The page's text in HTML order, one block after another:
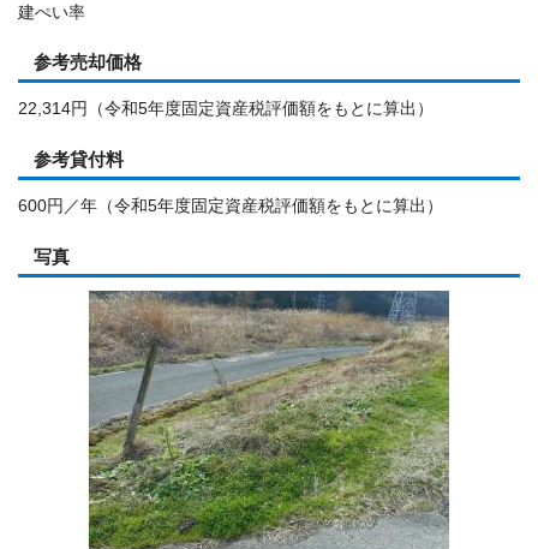
建ぺい率
参考売却価格
22,314円（令和5年度固定資産税評価額をもとに算出）
参考貸付料
600円／年（令和5年度固定資産税評価額をもとに算出）
写真